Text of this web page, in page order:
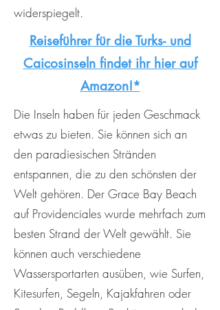
widerspiegelt.
Reiseführer für die Turks- und
Caicosinseln findet ihr hier auf
Amazon!*
Die Inseln haben für jeden Geschmack
etwas zu bieten. Sie können sich an
den paradiesischen Stränden
entspannen, die zu den schönsten der
Welt gehören. Der Grace Bay Beach
auf Providenciales wurde mehrfach zum
besten Strand der Welt gewählt. Sie
können auch verschiedene
Wassersportarten ausüben, wie Surfen,
Kitesurfen, Segeln, Kajakfahren oder